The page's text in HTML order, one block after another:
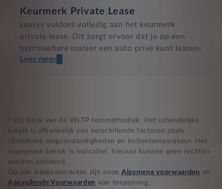
Keurmerk Private Lease
Leasys voldoet volledig aan het keurmerk
private lease. Dit zorgt ervoor dat je op een
betrouwbare manier een auto privé kunt leasen.
Nooit te hoge financiële lasten
BB 14 dagen bedenktijd
Zekerheid bij klachten
Lees meer
* Op basis van de WLTP testmethodiek. Het uiteindelijke
bereik is afhankelijk van verschillende factoren zoals
rijsnelheid, wegomstandigheden en buitentemperatuur. Het
opgegeven bereik is indicatief, hieraan kunnen geen rechten
worden ontleend.
Op alle leasecontracten zijn onze Algemene voorwaarden en
Aanvullende Voorwaarden van toepassing.